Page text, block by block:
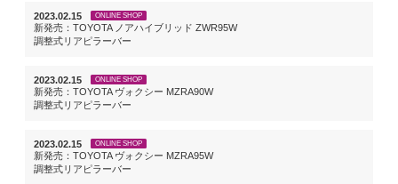
2023.02.15 ONLINE SHOP
新発売：TOYOTA ノアハイブリッド ZWR95W
調整式リアピラーバー
2023.02.15 ONLINE SHOP
新発売：TOYOTA ヴォクシー MZRA90W
調整式リアピラーバー
2023.02.15 ONLINE SHOP
新発売：TOYOTA ヴォクシー MZRA95W
調整式リアピラーバー